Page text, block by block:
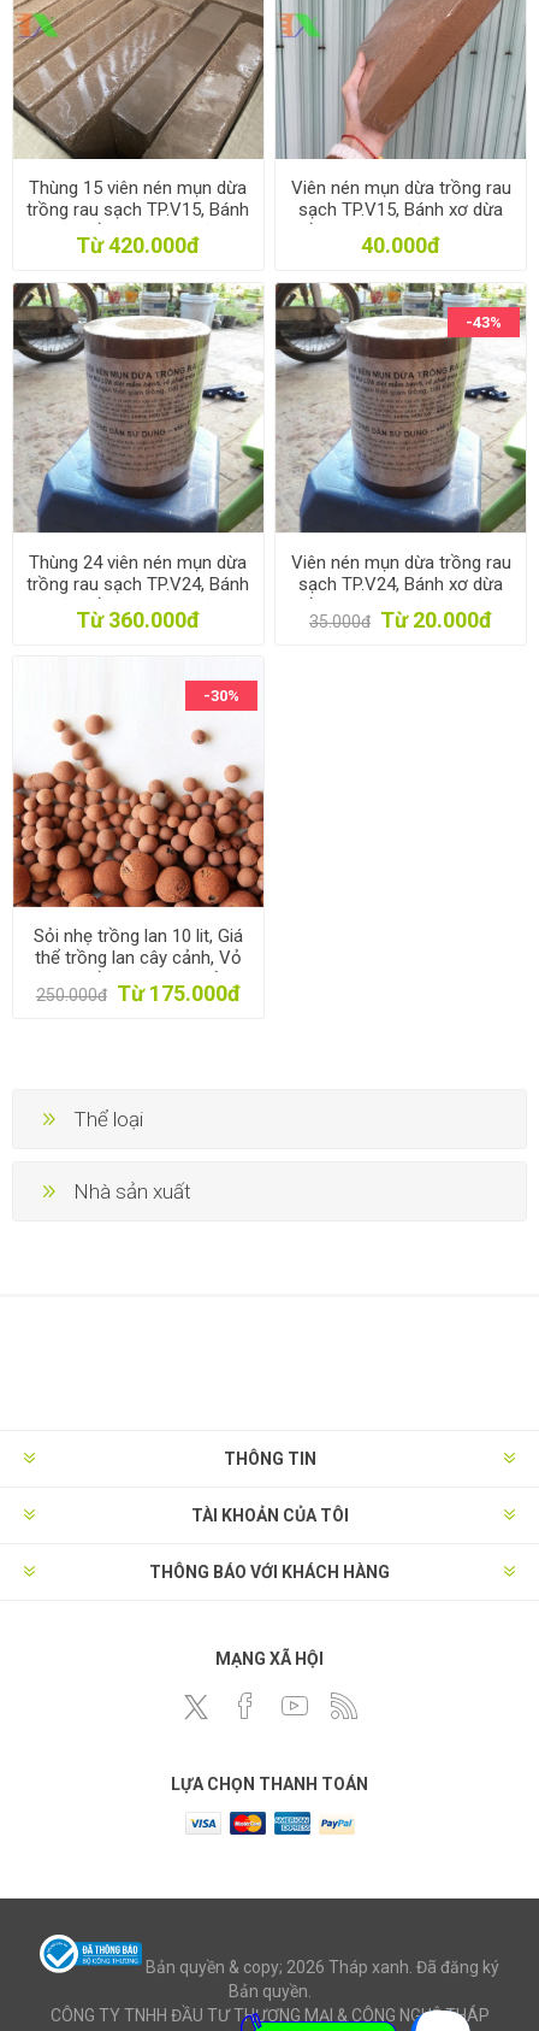
Thùng 15 viên nén mụn dừa
trồng rau sạch TP.V15, Bánh
xơ dừa trồng cây, Xơ dừa ép
bánh
Từ 420.000đ
Viên nén mụn dừa trồng rau
sạch TP.V15, Bánh xơ dừa
trồng cây, Xơ dừa ép bánh
40.000đ
Thùng 24 viên nén mụn dừa
trồng rau sạch TP.V24, Bánh
xơ dừa trồng cây, Xơ dừa ép
bánh
Từ 360.000đ
-43%
Viên nén mụn dừa trồng rau
sạch TP.V24, Bánh xơ dừa
trồng cây, Xơ dừa ép bánh
35.000đ Từ 20.000đ
-30%
Sỏi nhẹ trồng lan 10 lit, Giá
thể trồng lan cây cảnh, Vỏ
thông trồng hoa cây cảnh
250.000đ Từ 175.000đ
Thể loại
Nhà sản xuất
THÔNG TIN
TÀI KHOẢN CỦA TÔI
THÔNG BÁO VỚI KHÁCH HÀNG
MẠNG XÃ HỘI
LỰA CHỌN THANH TOÁN
Bản quyền & copy; 2026 Tháp xanh. Đã đăng ký
Bản quyền.
CÔNG TY TNHH ĐẦU TƯ THƯƠNG MẠI & CÔNG NGHỆ THÁP